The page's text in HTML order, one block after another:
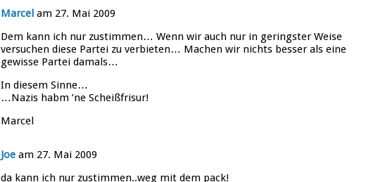
Marcel am 27. Mai 2009
Dem kann ich nur zustimmen… Wenn wir auch nur in geringster Weise
versuchen diese Partei zu verbieten… Machen wir nichts besser als eine
gewisse Partei damals…
In diesem Sinne…
…Nazis habm ’ne Scheißfrisur!
Marcel
Joe am 27. Mai 2009
da kann ich nur zustimmen..weg mit dem pack!